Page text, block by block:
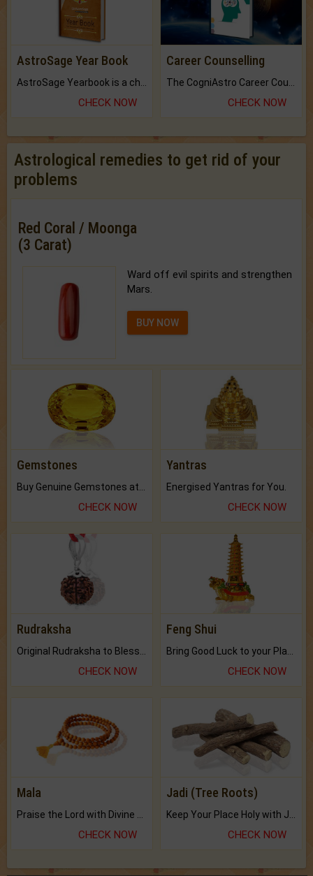
AstroSage Year Book
CHECK NOW
Career Counselling
CHECK NOW
Astrological remedies to get rid of your
problems
Red Coral / Moonga
(3 Carat)
Ward off evil spirits and strengthen
Mars.
BUY NOW
Gemstones
CHECK NOW
Yantras
Energised Yantras for You.
CHECK NOW
Rudraksha
CHECK NOW
Feng Shui
CHECK NOW
Mala
Praise the Lord with Divine Energies of Mala.
CHECK NOW
Jadi (Tree Roots)
Keep Your Place Holy with Jadi.
CHECK NOW